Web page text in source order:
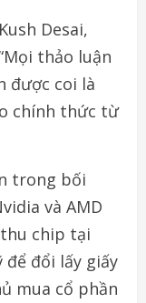
Desai,
thảo luận
được coi là
chính thức từ
trong bối
và AMD
chip tại
để đổi lấy giấy
mua cổ phần